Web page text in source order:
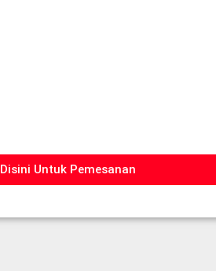
Untuk Pemesanan